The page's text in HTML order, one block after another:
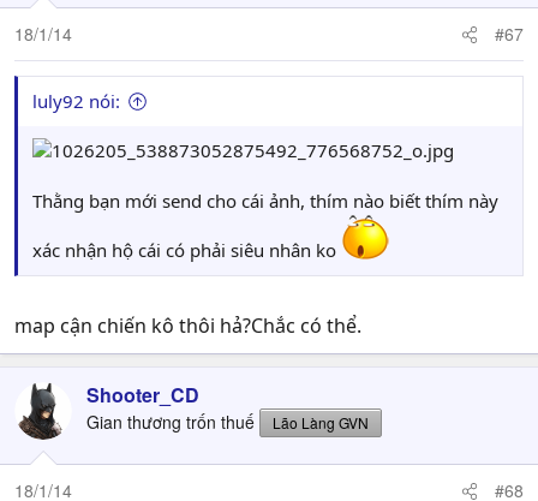
18/1/14 #67
luly92 nói:
Thằng bạn mới send cho cái ảnh, thím nào biết thím này
xác nhận hộ cái có phải siêu nhân ko
map cận chiến kô thôi hả?Chắc có thể.
Shooter_CD
Gian thương trốn thuế Lão Làng GVN
18/1/14 #68